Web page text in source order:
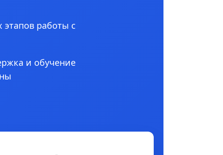
этапов работы с
и обучение